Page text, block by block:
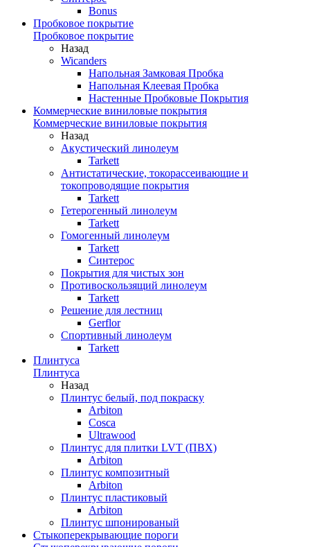
Bonus
Пробковое покрытие
Пробковое покрытие
Назад
Wicanders
Напольная Замковая Пробка
Напольная Клеевая Пробка
Настенные Пробковые Покрытия
Коммерческие виниловые покрытия
Коммерческие виниловые покрытия
Назад
Акустический линолеум
Tarkett
Антистатические, токорассеивающие и
токопроводящие покрытия
Tarkett
Гетерогенный линолеум
Tarkett
Гомогенный линолеум
Tarkett
Синтерос
Покрытия для чистых зон
Противоскользящий линолеум
Tarkett
Решение для лестниц
Gerflor
Спортивный линолеум
Tarkett
Плинтуса
Плинтуса
Назад
Плинтус белый, под покраску
Arbiton
Cosca
Ultrawood
Плинтус для плитки LVT (ПВХ)
Arbiton
Плинтус композитный
Arbiton
Плинтус пластиковый
Arbiton
Плинтус шпонированый
Стыкоперекрывающие пороги